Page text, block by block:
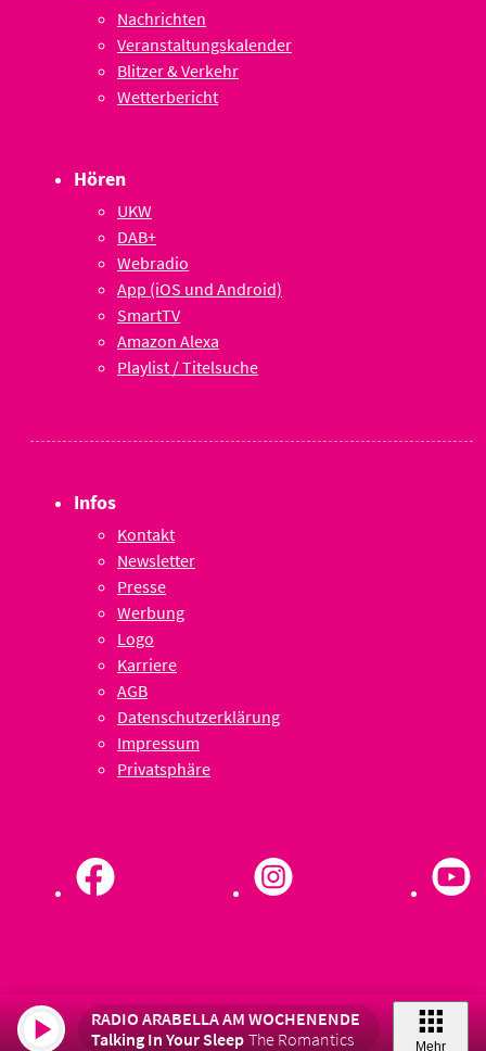
Nachrichten
Veranstaltungskalender
Blitzer & Verkehr
Wetterbericht
Hören
UKW
DAB+
Webradio
App (iOS und Android)
SmartTV
Amazon Alexa
Playlist / Titelsuche
Infos
Kontakt
Newsletter
Presse
Werbung
Logo
Karriere
AGB
Datenschutzerklärung
Impressum
Privatsphäre
RADIO ARABELLA AM WOCHENENDE
Talking In Your Sleep The Romantics Mehr